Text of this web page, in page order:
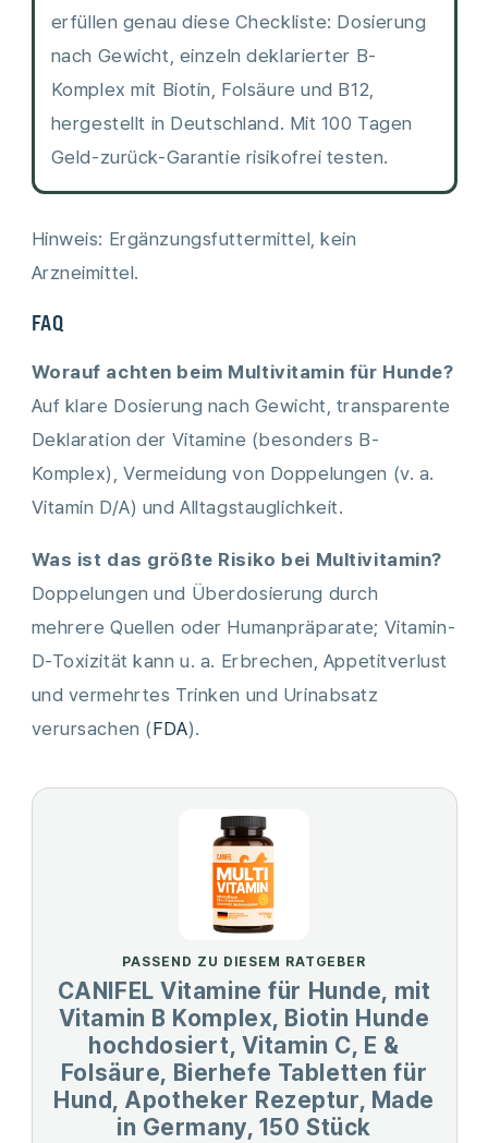
erfüllen genau diese Checkliste: Dosierung
nach Gewicht, einzeln deklarierter B-
Komplex mit Biotin, Folsäure und B12,
hergestellt in Deutschland. Mit 100 Tagen
Geld-zurück-Garantie risikofrei testen.
Hinweis: Ergänzungsfuttermittel, kein
Arzneimittel.
FAQ
Worauf achten beim Multivitamin für Hunde?
Auf klare Dosierung nach Gewicht, transparente
Deklaration der Vitamine (besonders B-
Komplex), Vermeidung von Doppelungen (v. a.
Vitamin D/A) und Alltagstauglichkeit.
Was ist das größte Risiko bei Multivitamin?
Doppelungen und Überdosierung durch
mehrere Quellen oder Humanpräparate; Vitamin-
D-Toxizität kann u. a. Erbrechen, Appetitverlust
und vermehrtes Trinken und Urinabsatz
verursachen (FDA).
PASSEND ZU DIESEM RATGEBER
CANIFEL Vitamine für Hunde, mit
Vitamin B Komplex, Biotin Hunde
hochdosiert, Vitamin C, E &
Folsäure, Bierhefe Tabletten für
Hund, Apotheker Rezeptur, Made
in Germany, 150 Stück